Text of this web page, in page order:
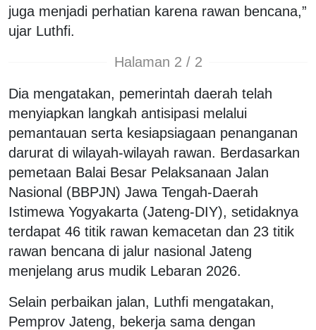
juga menjadi perhatian karena rawan bencana,”
ujar Luthfi.
Halaman 2 / 2
Dia mengatakan, pemerintah daerah telah
menyiapkan langkah antisipasi melalui
pemantauan serta kesiapsiagaan penanganan
darurat di wilayah-wilayah rawan. Berdasarkan
pemetaan Balai Besar Pelaksanaan Jalan
Nasional (BBPJN) Jawa Tengah-Daerah
Istimewa Yogyakarta (Jateng-DIY), setidaknya
terdapat 46 titik rawan kemacetan dan 23 titik
rawan bencana di jalur nasional Jateng
menjelang arus mudik Lebaran 2026.
Selain perbaikan jalan, Luthfi mengatakan,
Pemprov Jateng, bekerja sama dengan